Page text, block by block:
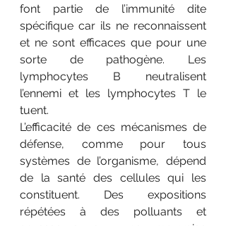
font partie de l’immunité dite
spécifique car ils ne reconnaissent
et ne sont efficaces que pour une
sorte de pathogène. Les
lymphocytes B neutralisent
l’ennemi et les lymphocytes T le
tuent.
L’efficacité de ces mécanismes de
défense, comme pour tous
systèmes de l’organisme, dépend
de la santé des cellules qui les
constituent. Des expositions
répétées à des polluants et